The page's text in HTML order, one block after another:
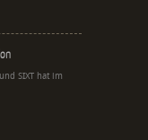
SIXT hat im